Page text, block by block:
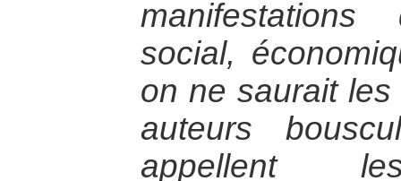
social,
on ne saurait
auteurs
appellent